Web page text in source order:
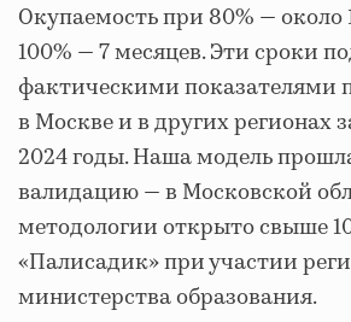
Окупаемость при 80% — около
100% — 7 месяцев. Эти сроки
фактическими показателями
в Москве и в других регионах
2024 годы. Наша модель
валидацию — в Московской
методологии открыто свыше
«Палисадик» при участии
министерства образования.